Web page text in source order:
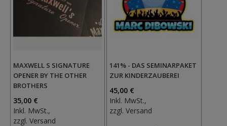
MAXWELL S SIGNATURE
OPENER BY THE OTHER
BROTHERS
35,00 €
Inkl. MwSt.,
zzgl. Versand
141% - DAS SEMINARPAKET
ZUR KINDERZAUBEREI
45,00 €
Inkl. MwSt.,
zzgl.Versand